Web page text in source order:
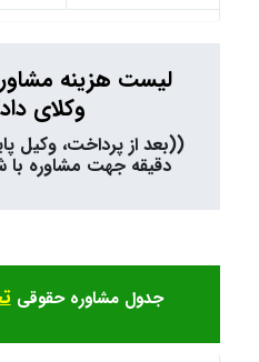
لیست هزینه
وکلای
دقیقه جهت مشاوره
جدول مشاوره حقوقی